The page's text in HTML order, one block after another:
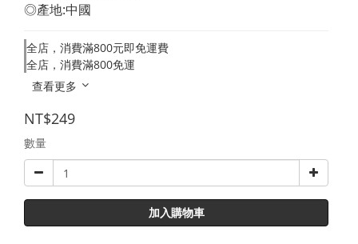
◎產地:中國
全店，消費滿800元即免運費
全店，消費滿800免運
查看更多
NT$249
數量
加入購物車